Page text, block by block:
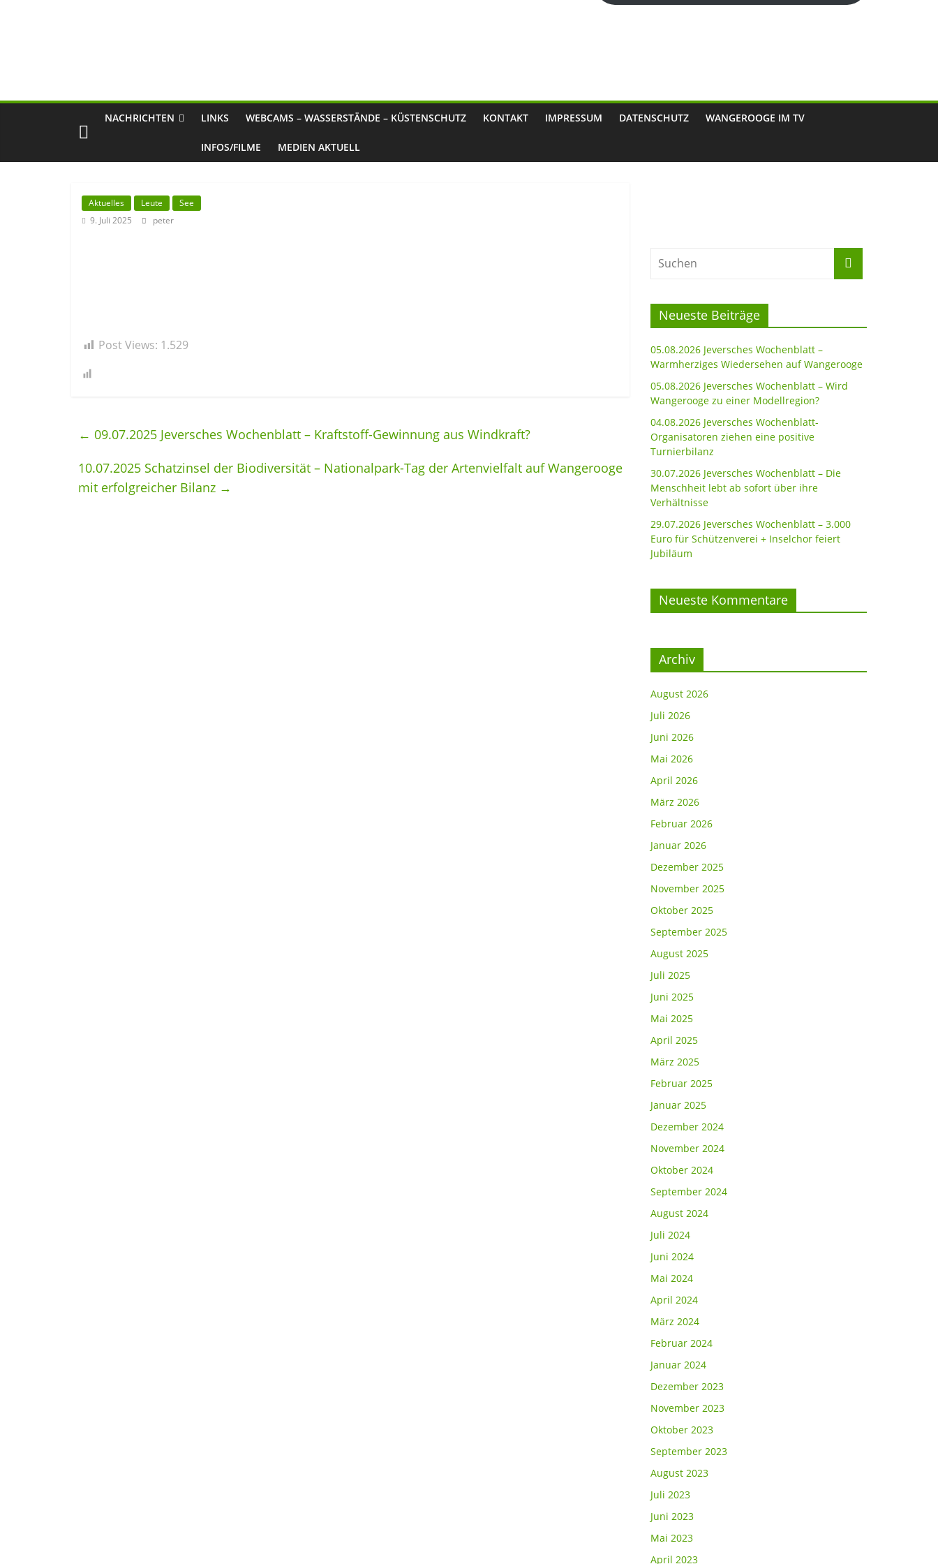
NACHRICHTEN LINKS WEBCAMS – WASSERSTÄNDE – KÜSTENSCHUTZ KONTAKT IMPRESSUM DATENSCHUTZ WANGEROOGE IM TV
INFOS/FILME MEDIEN AKTUELL
Aktuelles Leute
See
9. Juli 2025
peter
Post Views: 1.529
← 09.07.2025 Jeversches Wochenblatt – Kraftstoff-Gewinnung aus Windkraft?
10.07.2025 Schatzinsel der Biodiversität – Nationalpark-Tag der Artenvielfalt auf Wangerooge
mit erfolgreicher Bilanz →
Neueste Beiträge
05.08.2026 Jeversches Wochenblatt –
Warmherziges Wiedersehen auf Wangerooge
05.08.2026 Jeversches Wochenblatt – Wird
Wangerooge zu einer Modellregion?
04.08.2026 Jeversches Wochenblatt-
Organisatoren ziehen eine positive
Turnierbilanz
30.07.2026 Jeversches Wochenblatt – Die
Menschheit lebt ab sofort über ihre
Verhältnisse
29.07.2026 Jeversches Wochenblatt – 3.000
Euro für Schützenverei + Inselchor feiert
Jubiläum
Neueste Kommentare
Archiv
August 2026
Juli 2026
Juni 2026
Mai 2026
April 2026
März 2026
Februar 2026
Januar 2026
Dezember 2025
November 2025
Oktober 2025
September 2025
August 2025
Juli 2025
Juni 2025
Mai 2025
April 2025
März 2025
Februar 2025
Januar 2025
Dezember 2024
November 2024
Oktober 2024
September 2024
August 2024
Juli 2024
Juni 2024
Mai 2024
April 2024
März 2024
Februar 2024
Januar 2024
Dezember 2023
November 2023
Oktober 2023
September 2023
August 2023
Juli 2023
Juni 2023
Mai 2023
April 2023